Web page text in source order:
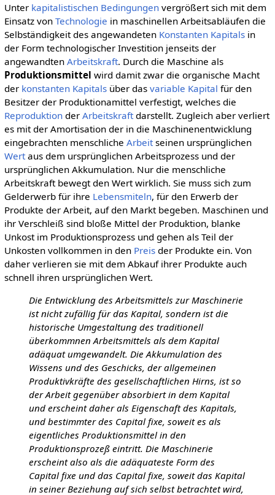
Unter kapitalistischen Bedingungenvergrößert sich mit dem
Einsatz von Technologie in maschinellen Arbeitsabläufen die
Selbständigkeit des angewandeten Konstanten Kapitalsin
der Form technologischer Investition jenseits der
angewandten Arbeitskraft. Durch die Maschine als
Produktionsmittel wird damit zwar die organische Macht
der konstanten Kapitalsüber das variable Kapital für den
Besitzer der Produktionamittel verfestigt, welches die
Reproduktionder Arbeitskraftdarstellt. Zugleich aber verliert
es mit der Amortisation der in die Maschinenentwicklung
eingebrachten menschliche Arbeitseinen ursprünglichen
Wertaus dem ursprünglichen Arbeitsprozess und der
ursprünglichen Akkumulation. Nur die menschliche
Arbeitskraft bewegt den Wert wirklich. Sie muss sich zum
Gelderwerb für ihre Lebensmiteln, für den Erwerb der
Produkte der Arbeit, auf den Markt begeben. Maschinen und
ihr Verschleiß sind bloße Mittel der Produktion, blanke
Unkost im Produktionsprozess und gehen als Teil der
Unkosten vollkommen in den Preisder Produkte ein. Von
daher verlieren sie mit dem Abkauf ihrer Produkte auch
schnell ihren ursprünglichen Wert.
Die Entwicklung des Arbeitsmittels zur Maschinerie
ist nicht zufällig für das Kapital, sondern ist die
historische Umgestaltung des traditionell
überkommnen Arbeitsmittels als dem Kapital
adäquat umgewandelt. Die Akkumulation des
Wissens und des Geschicks, der allgemeinen
Produktivkräfte des gesellschaftlichen Hirns, ist so
der Arbeit gegenüber absorbiert in dem Kapital
und erscheint daher als Eigenschaft des Kapitals,
und bestimmter des Capital fixe, soweit es als
eigentliches Produktionsmittel in den
Produktionsprozeß eintritt. Die Maschinerie
erscheint also als die adäquateste Form des
Capital fixe und das Capital fixe, soweit das Kapital
in seiner Beziehung auf sich selbst betrachtet wird,